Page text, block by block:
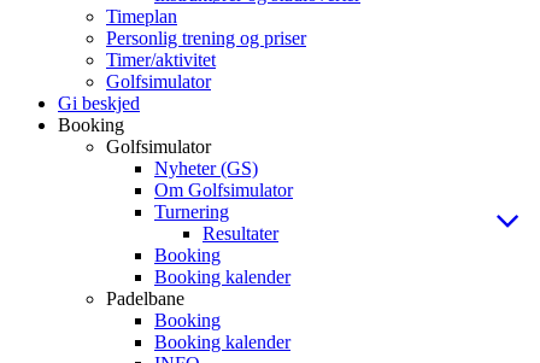
Timeplan
Personlig trening og priser
Timer/aktivitet
Golfsimulator
Gi beskjed
Booking
Golfsimulator
Nyheter (GS)
Om Golfsimulator
Turnering
Resultater
Booking
Booking kalender
Padelbane
Booking
Booking kalender